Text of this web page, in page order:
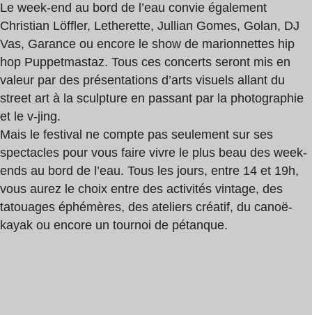
Le week-end au bord de l’eau convie également
Christian Löffler, Letherette, Jullian Gomes, Golan, DJ
Vas, Garance ou encore le show de marionnettes hip
hop Puppetmastaz. Tous ces concerts seront mis en
valeur par des présentations d’arts visuels allant du
street art à la sculpture en passant par la photographie
et le v-jing.
Mais le festival ne compte pas seulement sur ses
spectacles pour vous faire vivre le plus beau des week-
ends au bord de l’eau. Tous les jours, entre 14 et 19h,
vous aurez le choix entre des activités vintage, des
tatouages éphémères, des ateliers créatif, du canoë-
kayak ou encore un tournoi de pétanque.